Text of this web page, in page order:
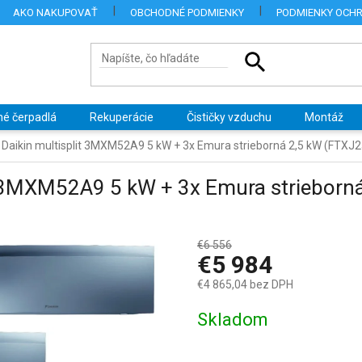
AKO NAKUPOVAŤ OBCHODNÉ PODMIENKY PODMIENKY
čerpadlá Rekuperácie Čističky vzduchu Montáž
multisplit 3MXM52A9 5 kW + 3x Emura strieborná 2,5 kW
5 kW + 3x Emura
€6 556
€5 984
€4 865,04 bez DPH
cena:
Skladom